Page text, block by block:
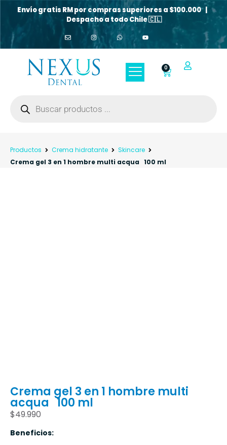
Envío gratis RM por compras superiores a $100.000 |
Despacho a todo Chile 🇨🇱
0
Productos Crema hidratante
Skincare
Crema gel 3 en 1 hombre multi acqua 100 ml
Crema gel 3 en 1 hombre multi
acqua 100 ml
$49.990
Beneficios: